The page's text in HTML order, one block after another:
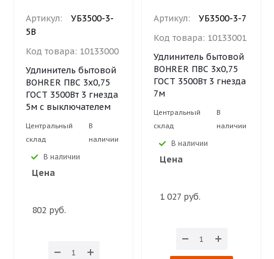
Артикул:
УБ3500-3-
5В
Код товара: 10133000
Удлинитель бытовой
BOHRER ПВС 3х0,75
ГОСТ 3500Вт 3 гнезда
5м с выключателем
Центральный
склад
В
наличии
В наличии
Цена
802 руб.
Артикул:
УБ3500-3-7
Код товара: 10133001
Удлинитель бытовой
BOHRER ПВС 3х0,75
ГОСТ 3500Вт 3 гнезда
7м
Центральный
склад
В
наличии
В наличии
Цена
1 027 руб.